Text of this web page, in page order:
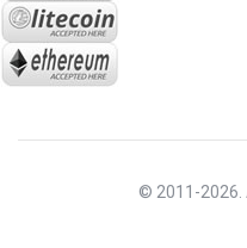
© 2011-2026.